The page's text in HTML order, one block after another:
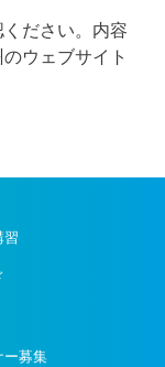
ださい。内容
ウェブサイト
習
ー募集